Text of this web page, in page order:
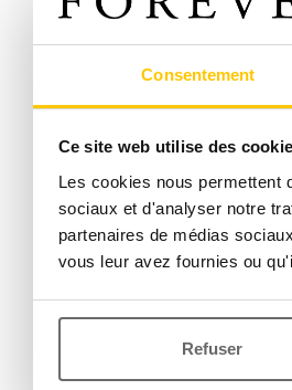
Consentement
Ce site web utilise des
Les cookies nous permettent
sociaux et d'analyser notre
partenaires de médias
vous leur avez fournies ou
Refuser